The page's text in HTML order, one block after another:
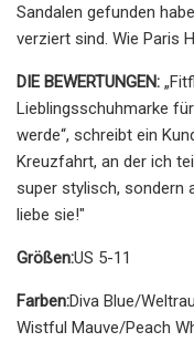
Sandalen gefunden
verziert sind. Wie Paris
DIE BEWERTUNGEN:
Lieblingsschuhmarke
werde“, schreibt ein
Kreuzfahrt, an der ich
super stylisch, sondern
liebe sie!"
Größen:US 5-11
Farben:Diva Blue/
Wistful Mauve/Peach